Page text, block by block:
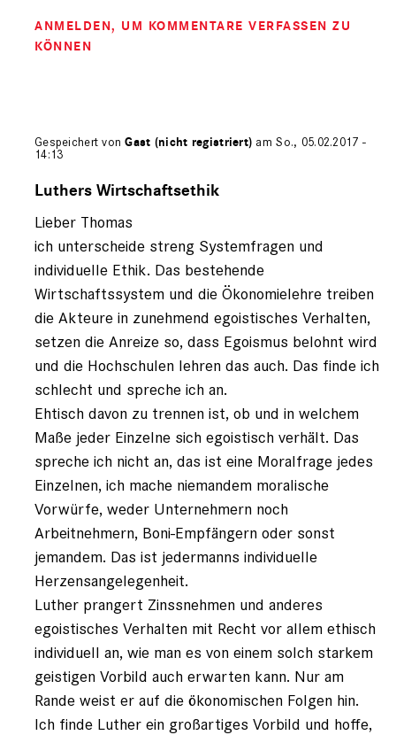
ANMELDEN, UM KOMMENTARE VERFASSEN ZU
KÖNNEN
Gespeichert vonGast (nicht registriert) am So., 05.02.2017 -
14:13
auf
Gast
(nicht
Luthers Wirtschaftsethik
Lieber Thomas
ich unterscheide streng Systemfragen und
individuelle Ethik. Das bestehende
Wirtschaftssystem und die Ökonomielehre treiben
die Akteure in zunehmend egoistisches Verhalten,
setzen die Anreize so, dass Egoismus belohnt wird
und die Hochschulen lehren das auch. Das finde ich
schlecht und spreche ich an.
Ehtisch davon zu trennen ist, ob und in welchem
Maße jeder Einzelne sich egoistisch verhält. Das
spreche ich nicht an, das ist eine Moralfrage jedes
Einzelnen, ich mache niemandem moralische
Vorwürfe, weder Unternehmern noch
Arbeitnehmern, Boni-Empfängern oder sonst
jemandem. Das ist jedermanns individuelle
Herzensangelegenheit.
Luther prangert Zinssnehmen und anderes
egoistisches Verhalten mit Recht vor allem ethisch
individuell an, wie man es von einem solch starkem
geistigen Vorbild auch erwarten kann. Nur am
Rande weist er auf die ökonomischen Folgen hin.
Ich finde Luther ein großartiges Vorbild und hoffe,